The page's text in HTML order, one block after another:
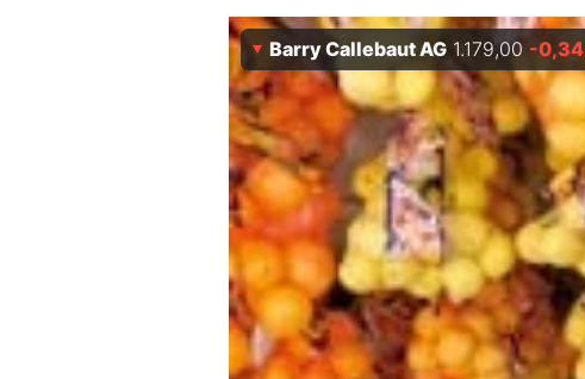
Experten
Mein B:O
Mein Konto
Folgen Sie uns
Kontakt
Barry Callebaut AG 1.179,00 -0,34